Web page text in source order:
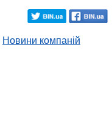
Новини компаній